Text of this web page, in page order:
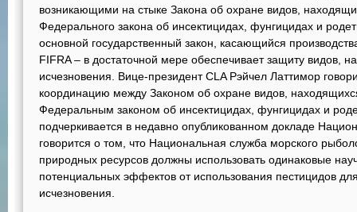
возникающими на стыке Закона об охране видов,
Федерального закона об инсектицидах, фунгицидах и
основной государственный закон, касающийся
FIFRA – в достаточной мере обеспечивает защиту видов,
исчезновения. Вице-президент CLA Рэйчел Латтимор
координацию между Законом об охране видов,
Федеральным законом об инсектицидах, фунгицидах и
подчеркивается в недавно опубликованном докладе
говорится о том, что Национальная служба морского
природных ресурсов должны использовать одинаковые
потенциальных эффектов от использования пестицидов
исчезновения.